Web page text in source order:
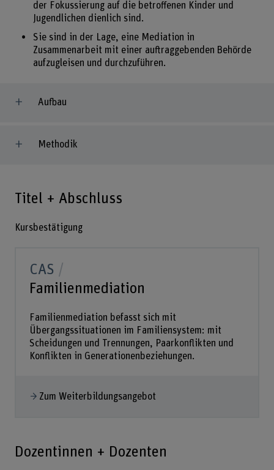
der Fokussierung auf die betroffenen Kinder und
Jugendlichen dienlich sind.
Sie sind in der Lage, eine Mediation in
Zusammenarbeit mit einer auftraggebenden Behörde
aufzugleisen und durchzuführen.
Aufbau
Methodik
Titel + Abschluss
Kursbestätigung
CAS
Familienmediation
Familienmediation befasst sich mit
Übergangssituationen im Familiensystem: mit
Scheidungen und Trennungen, Paarkonflikten und
Konflikten in Generationenbeziehungen.
Zum Weiterbildungsangebot
Dozentinnen + Dozenten